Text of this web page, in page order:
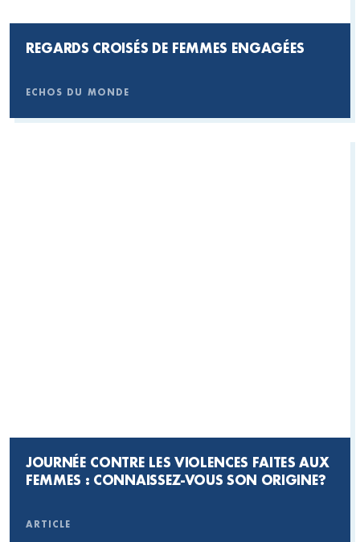
REGARDS CROISÉS DE FEMMES ENGAGÉES
ECHOS DU MONDE
JOURNÉE CONTRE LES VIOLENCES FAITES AUX
FEMMES : CONNAISSEZ-VOUS SON ORIGINE?
ARTICLE